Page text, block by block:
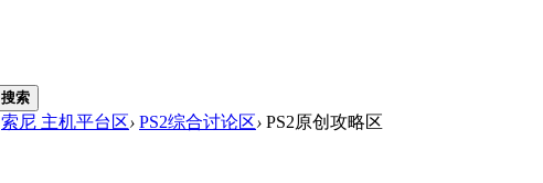
搜索
索尼 主机平台区› PS2综合讨论区› PS2原创攻略区